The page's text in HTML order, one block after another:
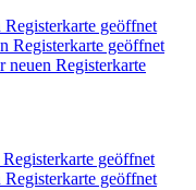
geöffnet
Registerkarte geöffnet
neuen Registerkarte
geöffnet
geöffnet